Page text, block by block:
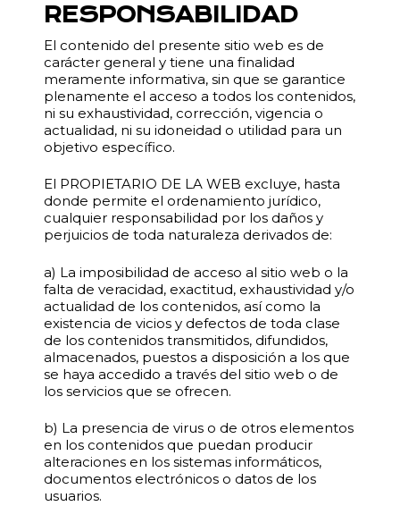
RESPONSABILIDAD
El contenido del presente sitio web es de
carácter general y tiene una finalidad
meramente informativa, sin que se garantice
plenamente el acceso a todos los contenidos,
ni su exhaustividad, corrección, vigencia o
actualidad, ni su idoneidad o utilidad para un
objetivo específico.
El PROPIETARIO DE LA WEB excluye, hasta
donde permite el ordenamiento jurídico,
cualquier responsabilidad por los daños y
perjuicios de toda naturaleza derivados de:
a) La imposibilidad de acceso al sitio web o la
falta de veracidad, exactitud, exhaustividad y/o
actualidad de los contenidos, así como la
existencia de vicios y defectos de toda clase
de los contenidos transmitidos, difundidos,
almacenados, puestos a disposición a los que
se haya accedido a través del sitio web o de
los servicios que se ofrecen.
b) La presencia de virus o de otros elementos
en los contenidos que puedan producir
alteraciones en los sistemas informáticos,
documentos electrónicos o datos de los
usuarios.